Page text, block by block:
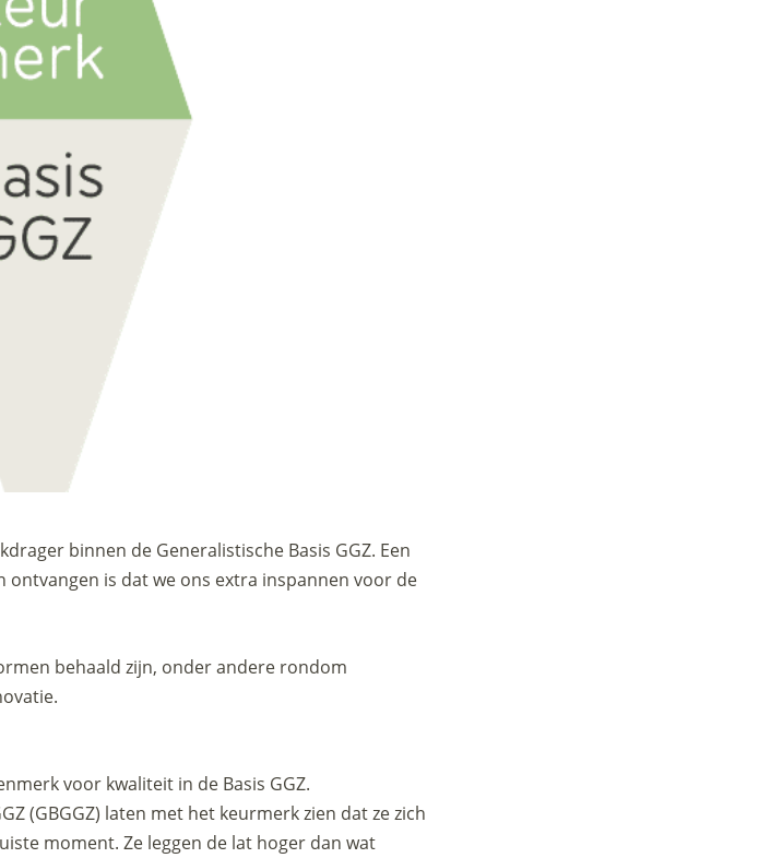
binnen de Generalistische Basis GGZ. Een
is dat we ons extra inspannen voor de
behaald zijn, onder andere rondom
voor kwaliteit in de Basis GGZ.
(GBGGZ) laten met het keurmerk zien dat ze zich
moment. Ze leggen de lat hoger dan wat